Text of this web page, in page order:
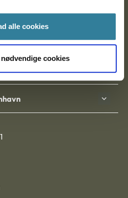
alle cookies
cookies